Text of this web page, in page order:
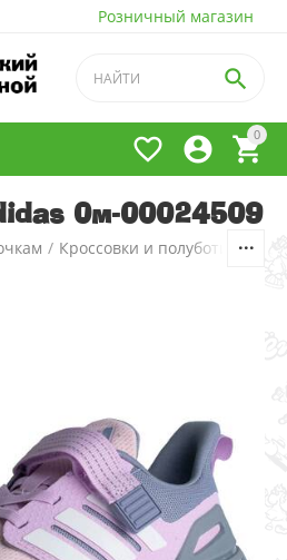
Розничный магазин
0




0м-00024509
/ Кроссовки и полуботинки